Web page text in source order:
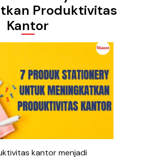
Produktivitas
Kantor
kantor menjadi